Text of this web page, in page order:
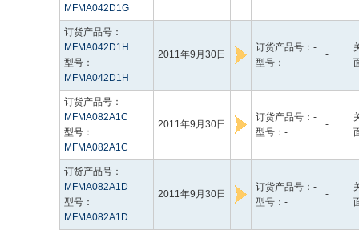
MFMA042D1G
订货产品号：
MFMA042D1H
型号：
MFMA042D1H
2011年9月30日
订货产品号：-
型号：-
-
订货产品号：
MFMA082A1C
型号：
MFMA082A1C
2011年9月30日
订货产品号：-
型号：-
-
订货产品号：
MFMA082A1D
型号：
MFMA082A1D
2011年9月30日
订货产品号：-
型号：-
-